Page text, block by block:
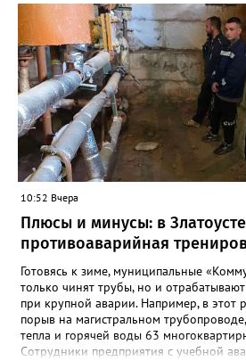
«Благодаря её мудрому руководству в
сильный педагогический коллектив,
ценностями и любовью к своему делу.
Ивановна навсегда останется не только
руководителем, но и настоящим
говорится в сообществе школы №23
соболезнования семье Галины
Златоуста Олег Решетников. «Её вклад
важнейших документах школы, но
людях: в тех учителях, которых она
учениках, которых она вдохновила.
«Отличник народного просвещения»,
доблестный труд», Галина Ивановна
награды и документы, но и
школы, который продолжает жить её
в некрологе.
10:52 Вчера
Плюсы и минусы: в
противоаварийная
Готовясь к зиме, муниципальные
только чинят трубы, но и
при крупной аварии. Например, в этот
порыв на магистральном
тепла и горячей воды 63
Сотрудники предприятия с учебной